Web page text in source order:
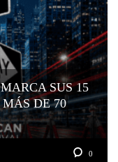
SUS 15
DE 70
0